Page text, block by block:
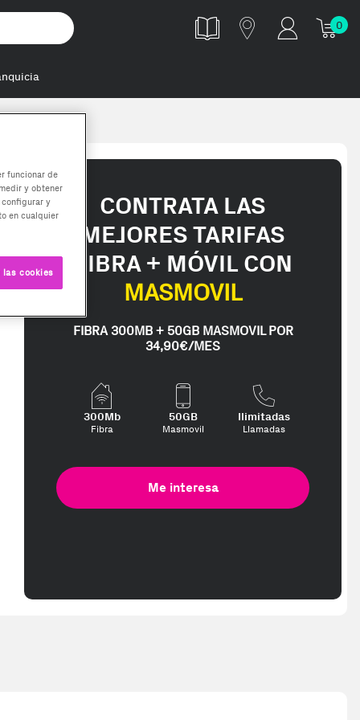
0
CONTRATA LAS
MEJORES TARIFAS
FIBRA + MÓVIL CON
MASMOVIL
FIBRA 300MB + 50GB MASMOVIL POR
34,90€/MES
300Mb
Fibra
50GB
Masmovil
Ilimitadas
Llamadas
Me interesa
funcionar de
y obtener
y
en cualquier
cookies